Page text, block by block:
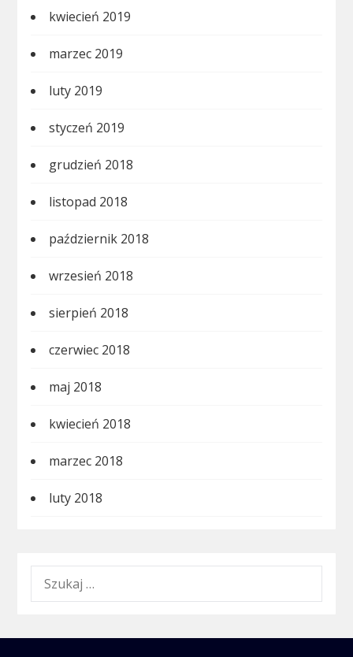
kwiecień 2019
marzec 2019
luty 2019
styczeń 2019
grudzień 2018
listopad 2018
październik 2018
wrzesień 2018
sierpień 2018
czerwiec 2018
maj 2018
kwiecień 2018
marzec 2018
luty 2018
SZUKAJ: